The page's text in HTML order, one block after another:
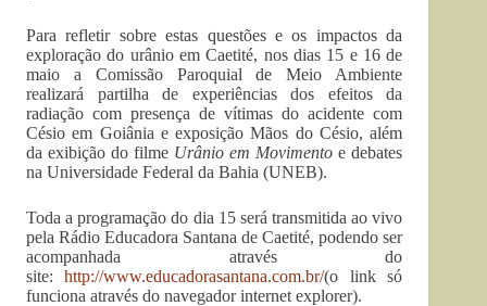
Para refletir sobre estas questões e os impactos da
exploração do urânio em Caetité, nos dias 15 e 16 de
maio a Comissão Paroquial de Meio Ambiente
realizará partilha de experiências dos efeitos da
radiação com presença de vítimas do acidente com
Césio em Goiânia e exposição Mãos do Césio, além
da exibição do filme Urânio em Movimento e debates
na Universidade Federal da Bahia (UNEB).
Toda a programação do dia 15 será transmitida ao vivo
pela Rádio Educadora Santana de Caetité, podendo ser
acompanhada através do
site:http://www.educadorasantana.com.br/(o link só
funciona através do navegador internet explorer).